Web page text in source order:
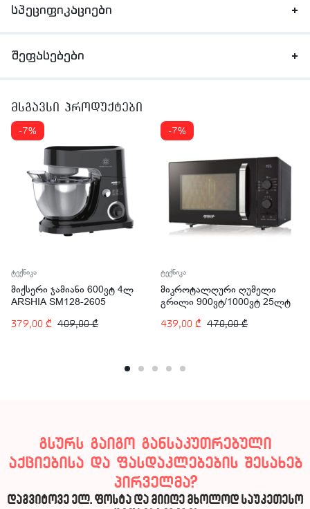
სპეციფიკაციები
შეფასებები
მსგავსი პროდუქტები
-7%
ტექნიკა
მიქსერი ჯამიანი 600ვტ 4ლ
ARSHIA SM128-2605
379,00 ₾ 409,00₾
-7%
ტექნიკა
მიკროტალღური ღუმელი
გრილი 900ვტ/1000ვტ 25ლტ
439,00 ₾ 470,00₾
გსურს გაიგო განსაკუთრებული
აქციებისა და ფასდაკლებების შესახებ
პირველმა?
დაგვიტოვე ელ. ფოსტა და მიიღე მხოლოდ საუკეთესო